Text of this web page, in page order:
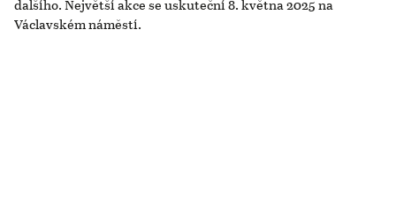
dalšího. Největší akce se uskuteční 8. května 2025 na
Václavském náměstí.